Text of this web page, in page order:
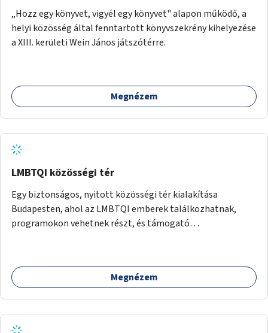
„Hozz egy könyvet, vigyél egy könyvet" alapon működő, a
helyi közösség által fenntartott könyvszekrény kihelyezése
a XIII. kerületi Wein János játszótérre.
Megnézem
LMBTQI közösségi tér
Egy biztonságos, nyitott közösségi tér kialakítása
Budapesten, ahol az LMBTQI emberek találkozhatnak,
programokon vehetnek részt, és támogató
szervezetek programjainak is. Az üzemeltető pályázat
útján lesz kiválasztva.
Megnézem